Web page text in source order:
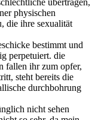
physischen
die ihre sexualität
bestimmt und
perpetuiert. die
fallen ihr zum opfer,
steht bereits die
durchbohrung
nicht sehen